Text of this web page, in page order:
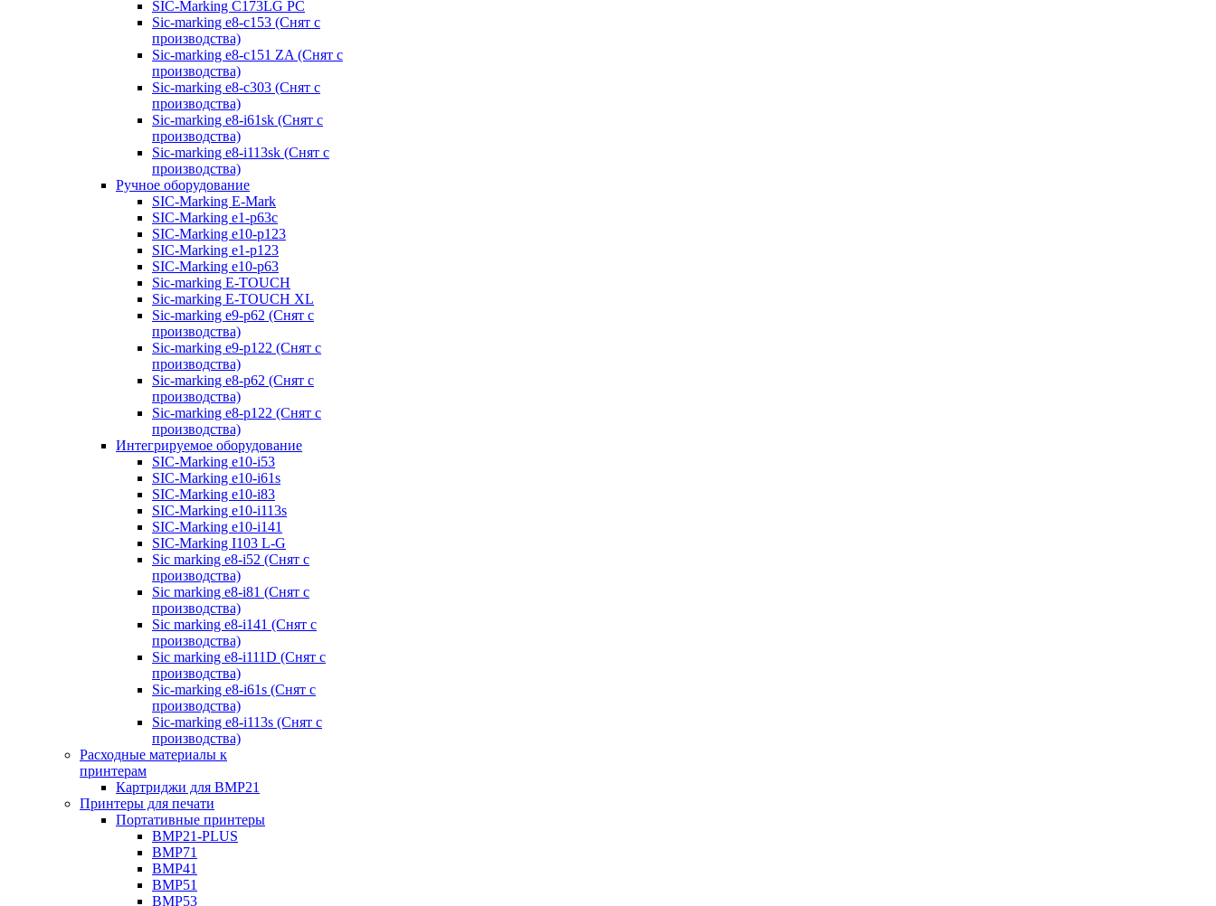
SIC-Marking C173LG PC
Sic-marking e8-c153 (Снят с
производства)
Sic-marking e8-c151 ZA (Снят с
производства)
Sic-marking e8-c303 (Снят с
производства)
Sic-marking e8-i61sk (Снят с
производства)
Sic-marking e8-i113sk (Снят с
производства)
Ручное оборудование
SIC-Marking E-Mark
SIC-Marking e1-p63с
SIC-Marking e10-p123
SIC-Marking e1-p123
SIC-Marking e10-p63
Sic-marking E-TOUCH
Sic-marking E-TOUCH XL
Sic-marking e9-p62 (Снят с
производства)
Sic-marking e9-p122 (Снят с
производства)
Sic-marking e8-p62 (Снят с
производства)
Sic-marking e8-p122 (Снят с
производства)
Интегрируемое оборудование
SIC-Marking e10-i53
SIC-Marking e10-i61s
SIC-Marking e10-i83
SIC-Marking e10-i113s
SIC-Marking e10-i141
SIC-Marking I103 L-G
Sic marking e8-i52 (Снят с
производства)
Sic marking e8-i81 (Снят с
производства)
Sic marking e8-i141 (Снят с
производства)
Sic marking e8-i111D (Снят с
производства)
Sic-marking e8-i61s (Снят с
производства)
Sic-marking e8-i113s (Снят с
производства)
Расходные материалы к
принтерам
Картриджи для BMP21
Принтеры для печати
Портативные принтеры
BMP21-PLUS
BMP71
BMP41
BMP51
BMP53